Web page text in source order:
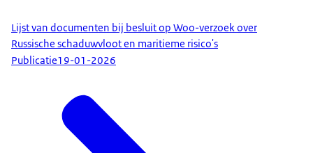
Lijst van documenten bij besluit op Woo-verzoek over
Russische schaduwvloot en maritieme risico's
Publicatie19-01-2026